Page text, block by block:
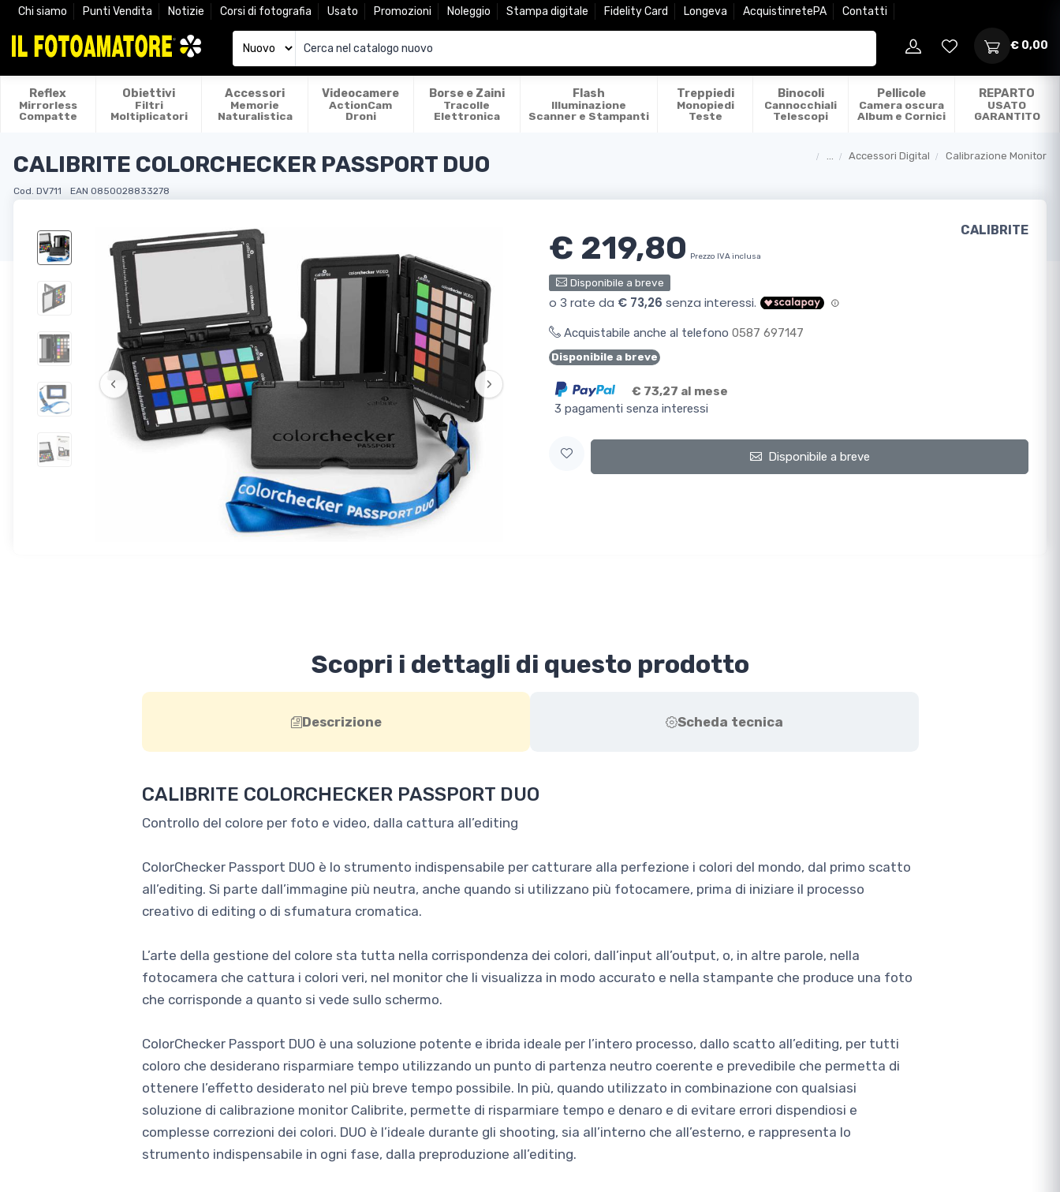
Chi siamo Punti Vendita Notizie Corsi di fotografia Usato Promozioni Noleggio Stampa digitale Fidelity Card Longeva AcquistinretePA Contatti
€ 0,00
Reflex
Mirrorless
Compatte
Obiettivi
Filtri
Moltiplicatori
Accessori
Memorie
Naturalistica
Videocamere
ActionCam
Droni
Borse e Zaini
Tracolle
Elettronica
Flash
Illuminazione
Scanner e Stampanti
Treppiedi
Monopiedi
Teste
Binocoli
Cannocchiali
Telescopi
Pellicole
Camera oscura
Album e Cornici
REPARTO
USATO
GARANTITO
Accessori Digital Calibrazione Monitor
CALIBRITE COLORCHECKER PASSPORT DUO
Cod. DV711 EAN 0850028833278
‹ ›
CALIBRITE
€ 219,80 Prezzo IVA inclusa
Disponibile a breve
Acquistabile anche al telefono 0587 697147
Disponibile a breve
€ 73,27 al mese
3 pagamenti senza interessi
Disponibile a breve
Scopri i dettagli di questo prodotto
Descrizione Scheda tecnica
CALIBRITE COLORCHECKER PASSPORT DUO
Controllo del colore per foto e video, dalla cattura all’editing
ColorChecker Passport DUO è lo strumento indispensabile per catturare alla perfezione i colori del mondo, dal primo scatto
all’editing. Si parte dall’immagine più neutra, anche quando si utilizzano più fotocamere, prima di iniziare il processo
creativo di editing o di sfumatura cromatica.
L’arte della gestione del colore sta tutta nella corrispondenza dei colori, dall’input all’output, o, in altre parole, nella
fotocamera che cattura i colori veri, nel monitor che li visualizza in modo accurato e nella stampante che produce una foto
che corrisponde a quanto si vede sullo schermo.
ColorChecker Passport DUO è una soluzione potente e ibrida ideale per l’intero processo, dallo scatto all’editing, per tutti
coloro che desiderano risparmiare tempo utilizzando un punto di partenza neutro coerente e prevedibile che permetta di
ottenere l’effetto desiderato nel più breve tempo possibile. In più, quando utilizzato in combinazione con qualsiasi
soluzione di calibrazione monitor Calibrite, permette di risparmiare tempo e denaro e di evitare errori dispendiosi e
complesse correzioni dei colori. DUO è l’ideale durante gli shooting, sia all’interno che all’esterno, e rappresenta lo
strumento indispensabile in ogni fase, dalla preproduzione all’editing.